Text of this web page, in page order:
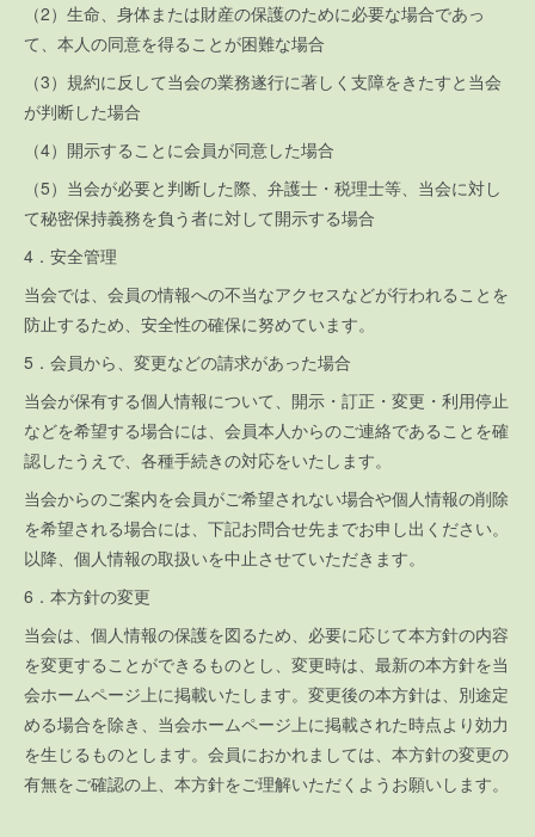
（2）生命、身体または財産の保護のために必要な場合であっ
て、本人の同意を得ることが困難な場合
（3）規約に反して当会の業務遂行に著しく支障をきたすと当会
が判断した場合
（4）開示することに会員が同意した場合
（5）当会が必要と判断した際、弁護士・税理士等、当会に対し
て秘密保持義務を負う者に対して開示する場合
4．安全管理
当会では、会員の情報への不当なアクセスなどが行われることを
防止するため、安全性の確保に努めています。
5．会員から、変更などの請求があった場合
当会が保有する個人情報について、開示・訂正・変更・利用停止
などを希望する場合には、会員本人からのご連絡であることを確
認したうえで、各種手続きの対応をいたします。
当会からのご案内を会員がご希望されない場合や個人情報の削除
を希望される場合には、下記お問合せ先までお申し出ください。
以降、個人情報の取扱いを中止させていただきます。
6．本方針の変更
当会は、個人情報の保護を図るため、必要に応じて本方針の内容
を変更することができるものとし、変更時は、最新の本方針を当
会ホームページ上に掲載いたします。変更後の本方針は、別途定
める場合を除き、当会ホームページ上に掲載された時点より効力
を生じるものとします。会員におかれましては、本方針の変更の
有無をご確認の上、本方針をご理解いただくようお願いします。